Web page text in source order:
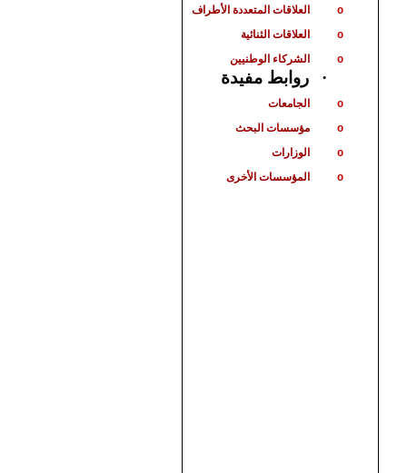
o العلاقات المتعددة الأطراف
o العلاقات الثنائية
o الشركاء الوطنيين
· روابط مفيدة
o الجامعات
o مؤسسات البحث
o الوزارات
o المؤسسات الأخرى